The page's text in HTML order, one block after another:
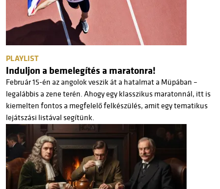
PLAYLIST
Induljon a bemelegítés a maratonra!
Február 15-én az angolok veszik át a hatalmat a Müpában –
legalábbis a zene terén. Ahogy egy klasszikus maratonnál, itt is
kiemelten fontos a megfelelő felkészülés, amit egy tematikus
lejátszási listával segítünk.